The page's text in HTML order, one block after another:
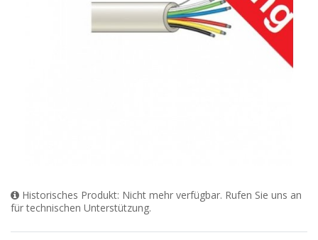
Historisches Produkt: Nicht mehr verfügbar. Rufen Sie uns an
für technischen Unterstützung.